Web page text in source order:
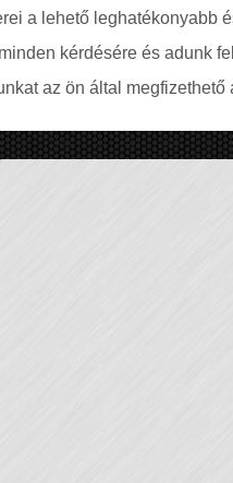
a lehető leghatékonyabb
kérdésére és adunk
az ön által megfizethető